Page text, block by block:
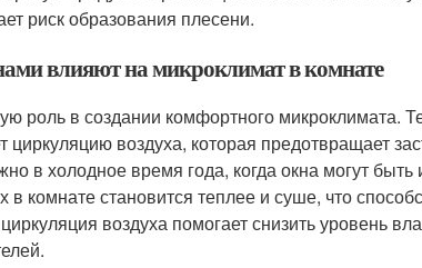
риск образования плесени.
влияют на микроклимат в комнате
роль в создании комфортного микроклимата.
воздуха, которая предотвращает
в холодное время года, когда окна могут быть
комнате становится теплее и суше, что
воздуха помогает снизить уровень